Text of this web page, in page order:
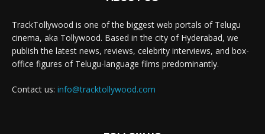
TrackTollywood is one of the biggest web portals of Telugu
cinema, aka Tollywood. Based in the city of Hyderabad, we
publish the latest news, reviews, celebrity interviews, and box-
office figures of Telugu-language films predominantly.
Contact us: info@tracktollywood.com